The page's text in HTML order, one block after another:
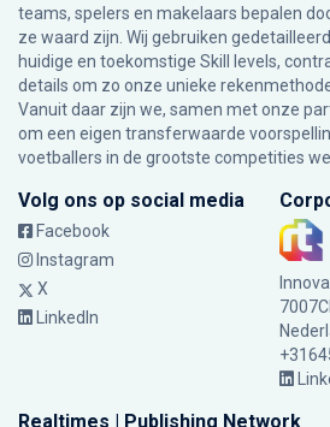
teams, spelers en makelaars bepalen
ze waard zijn. Wij gebruiken
huidige en toekomstige Skill levels,
details om zo onze unieke
Vanuit daar zijn we, samen met onze
om een eigen transferwaarde
voetballers in de grootste competities
Volg ons op social media
Facebook
Instagram
X
LinkedIn
Realtimes | Publishing Network